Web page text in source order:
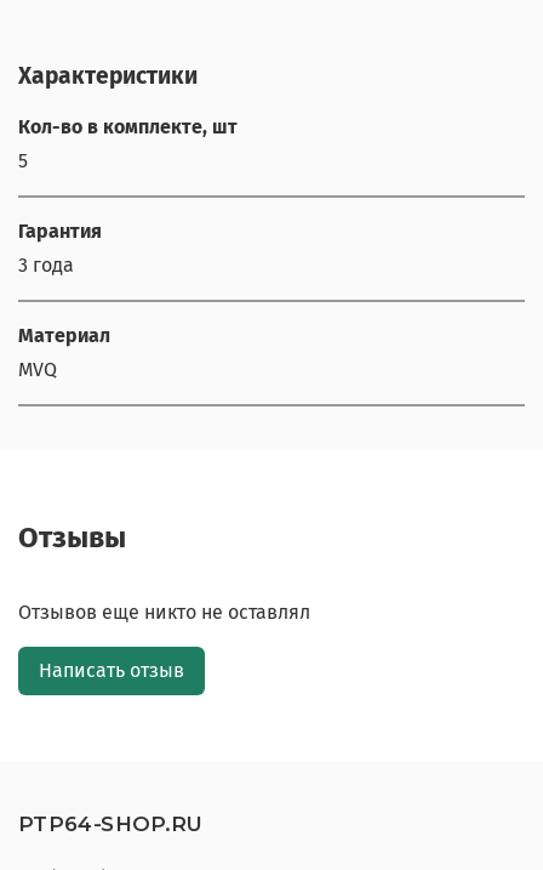
Характеристики
Кол-во в комплекте, шт
5
Гарантия
3 года
Материал
MVQ
Отзывы
Отзывов еще никто не оставлял
Написать отзыв
PTP64-SHOP.RU